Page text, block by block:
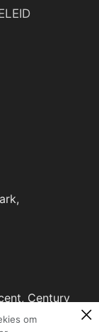
Century
om